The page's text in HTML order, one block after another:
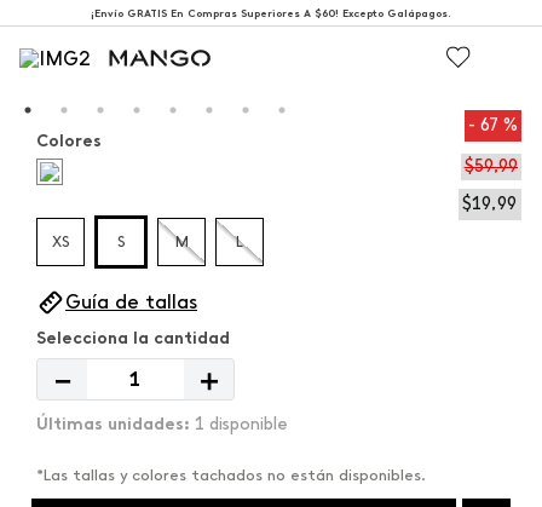
¡Envío GRATIS En Compras Superiores A $60! Excepto Galápagos.
67 %
$59,99
$19,99
Colores
XS S M L
Guía de tallas
＋
－
1 disponible
*Las tallas y colores tachados no están disponibles.